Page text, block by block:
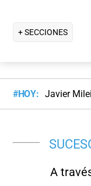
+ SECCIONES
#HOY: Javier Milei
A